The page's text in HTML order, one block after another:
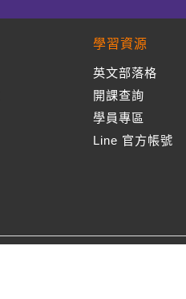
學習資源
英文部落格
開課查詢
學員專區
Line 官方帳號